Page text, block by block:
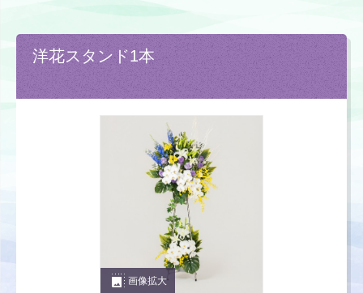
洋花スタンド1本
photo_size_select_large 画像拡大